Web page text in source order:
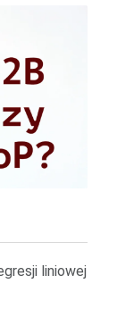
liniowej